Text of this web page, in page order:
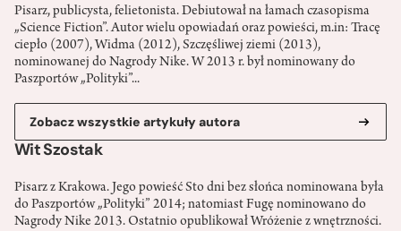
Pisarz, publicysta, felietonista. Debiutował na łamach czasopisma
„Science Fiction”. Autor wielu opowiadań oraz powieści, m.in: Tracę
ciepło (2007), Widma (2012), Szczęśliwej ziemi (2013),
nominowanej do Nagrody Nike. W 2013 r. był nominowany do
Paszportów „Polityki”...
Zobacz wszystkie artykuły autora
Wit Szostak
Pisarz z Krakowa. Jego powieść Sto dni bez słońca nominowana była
do Paszportów „Polityki” 2014; natomiast Fugę nominowano do
Nagrody Nike 2013. Ostatnio opublikował Wróżenie z wnętrzności.